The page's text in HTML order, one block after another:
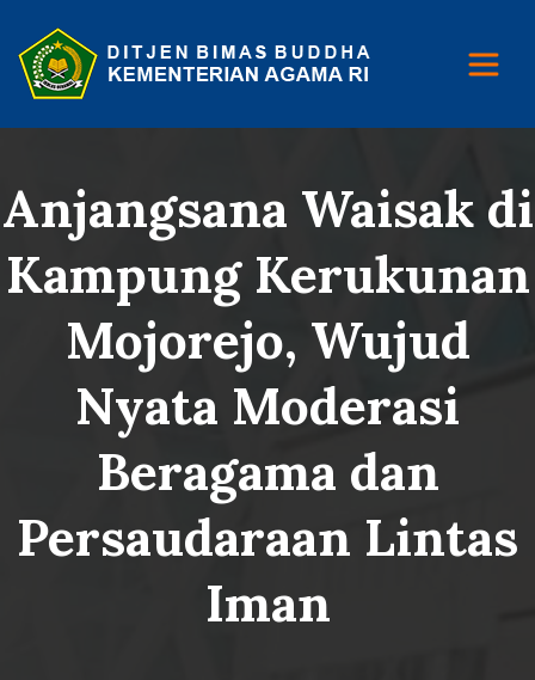
Anjangsana Waisak di
Kampung Kerukunan
Mojorejo, Wujud
Nyata Moderasi
Beragama dan
Persaudaraan Lintas
Iman